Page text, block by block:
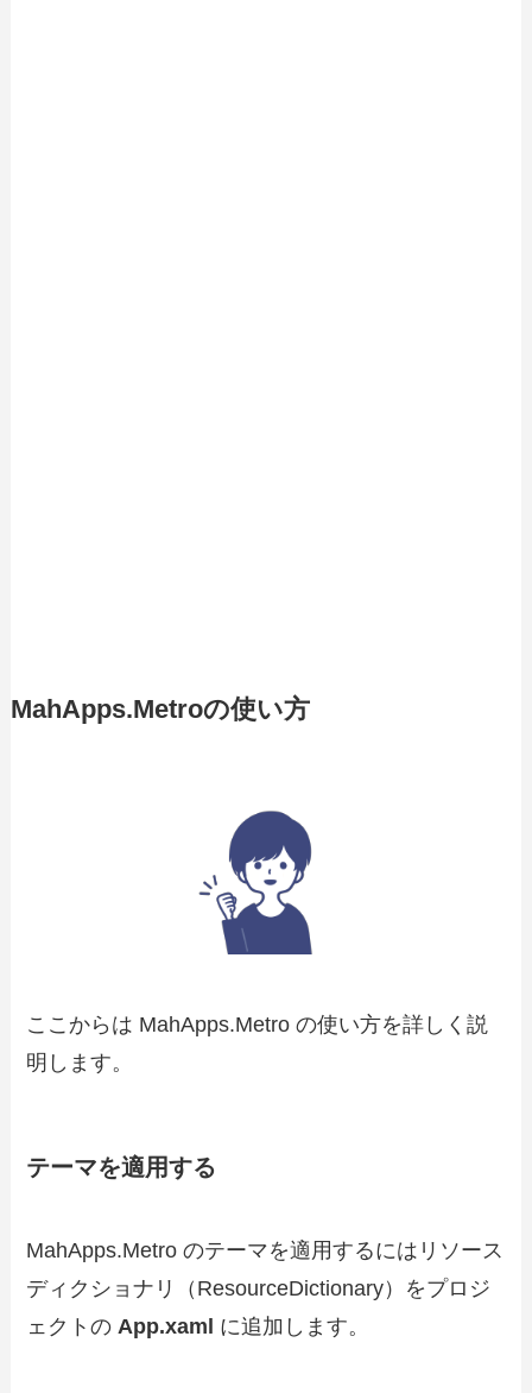
MahApps.Metroの使い方
ここからは MahApps.Metro の使い方を詳しく説
明します。
テーマを適用する
MahApps.Metro のテーマを適用するにはリソース
ディクショナリ（ResourceDictionary）をプロジ
ェクトの App.xaml に追加します。